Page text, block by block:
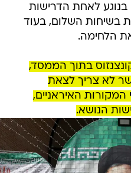
לאחת הדרישות
בשיחות השלום, בעוד
הלחימה.
בתוך הממסד,
לא צריך לצאת
האיראניים,
הנושא.